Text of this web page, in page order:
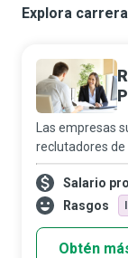
Explora
Las empresas
reclutadores de
encontrar por
adecuada para
reclutadores
Salario
Rasgos
Obtén